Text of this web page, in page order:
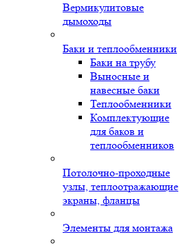
Вермикулитовые
дымоходы
Баки и теплообменники
Баки на трубу
Выносные и
навесные баки
Теплообменники
Комплектующие
для баков и
теплообменников
Потолочно-проходные
узлы, теплоотражающие
экраны, фланцы
Элементы для монтажа